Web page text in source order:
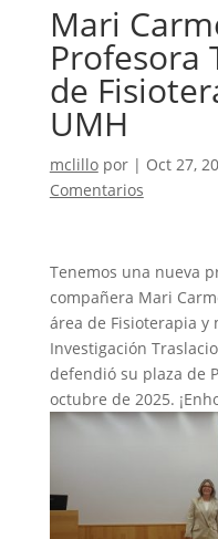
Mari
Profesora
de
UMH
mclillopor | Oct 27,
Comentarios
Tenemos una nueva
compañera Mari
área de Fisioterapia y
Investigación
defendió su plaza de
octubre de 2025.